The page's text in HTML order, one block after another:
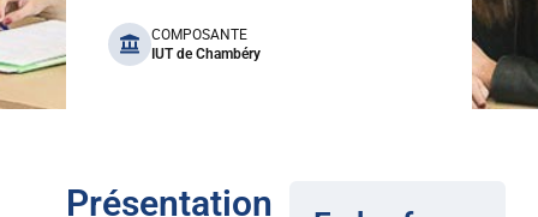
benefits
COMPOSANTE
IUT de Chambéry
Présentation